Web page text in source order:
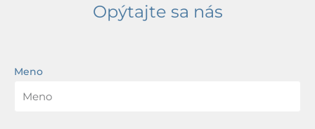
Opýtajte sa nás
Meno